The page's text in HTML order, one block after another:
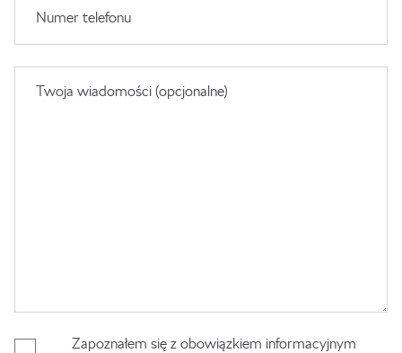
Numer telefonu
Twoja wiadomości (opcjonalne)
Zapoznałem się z obowiązkiem informacyjnym